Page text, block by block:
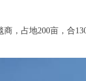
，占地200亩，合